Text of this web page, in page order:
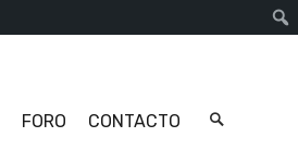
FORO CONTACTO